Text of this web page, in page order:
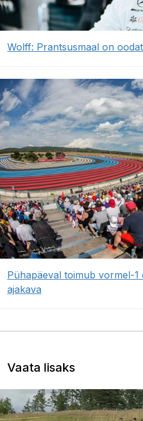
Wolff: Prantsusmaal on
Pühapäeval toimub vormel-1
ajakava
Vaata lisaks